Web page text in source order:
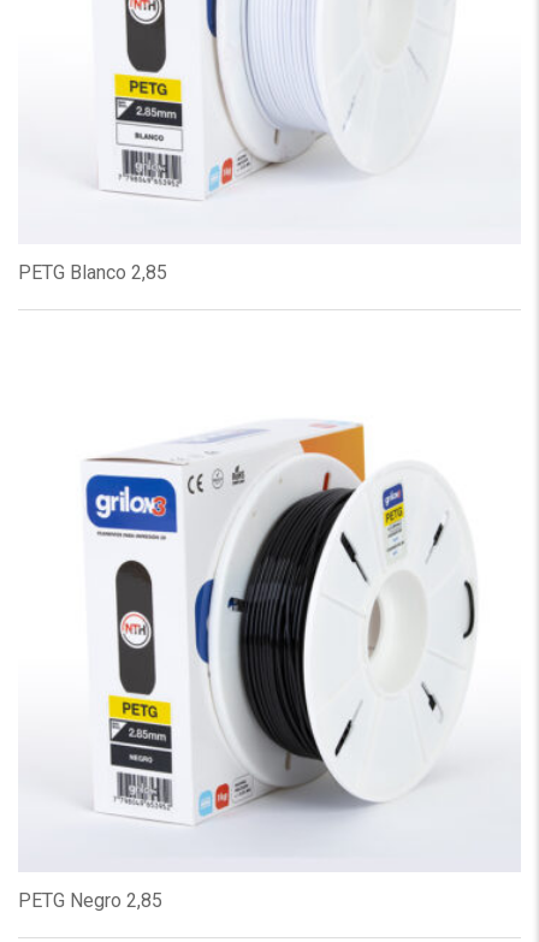
PETG Blanco 2,85
PETG Negro 2,85